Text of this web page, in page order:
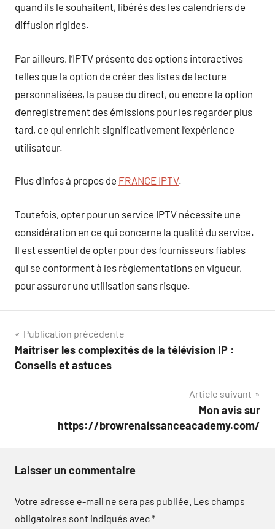
quand ils le souhaitent, libérés des les calendriers de
diffusion rigides.
Par ailleurs, l’IPTV présente des options interactives
telles que la option de créer des listes de lecture
personnalisées, la pause du direct, ou encore la option
d’enregistrement des émissions pour les regarder plus
tard, ce qui enrichit significativement l’expérience
utilisateur.
Plus d’infos à propos de FRANCE IPTV.
Toutefois, opter pour un service IPTV nécessite une
considération en ce qui concerne la qualité du service.
Il est essentiel de opter pour des fournisseurs fiables
qui se conforment à les règlementations en vigueur,
pour assurer une utilisation sans risque.
Navigation
de
Publication précédente
Maîtriser les complexités de la télévision IP :
Conseils et astuces
Article suivant
Mon avis sur
https://browrenaissanceacademy.com/
Laisser un commentaire
Votre adresse e-mail ne sera pas publiée. Les champs
obligatoires sont indiqués avec*